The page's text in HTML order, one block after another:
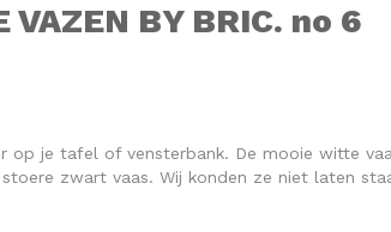
VAZEN BY BRIC. no 6
op je tafel of vensterbank. De mooie witte
zwart vaas. Wij konden ze niet laten